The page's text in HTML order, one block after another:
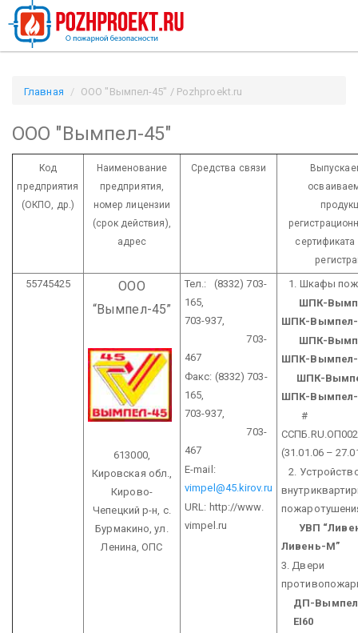
Главная ООО "Вымпел-45" / Pozhproekt.ru
ООО "Вымпел-45"
Код
предприятия
(ОКПО, др.)
Наименование
предприятия,
номер лицензии
(срок действия),
адрес
Средства связи
сертификата
55745425
ООО
“Вымпел-45”
613000,
Кировская обл.,
Кирово-
Чепецкий р-н, с.
Бурмакино, ул.
Ленина, ОПС
Тел.: (8332) 703-
165,
703-937,
703-
467
Факс: (8332) 703-
165,
703-937,
703-
467
E-mail:
vimpel@45.kirov.ru
URL: http://www.
vimpel.ru
1. Шкафы
ШПК-
ШПК-Вымпел-
ШПК-
ШПК-Вымпел-
ШПК-
ШПК-Вымпел-
#
(31.01.06 –
2.
УВП
Ливень-М”
3. Двери
ДП-
EI60